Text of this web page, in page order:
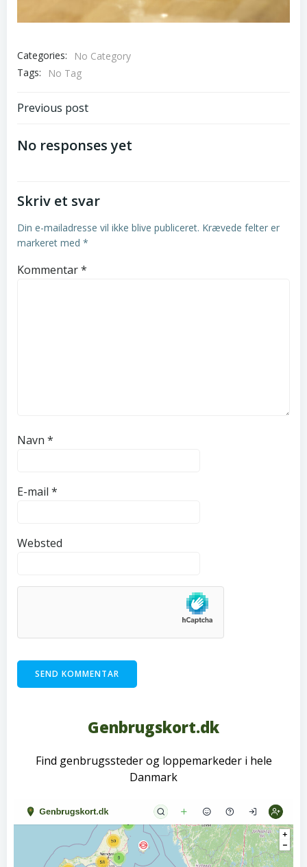
Categories:
No Category
Tags:
No Tag
Post
navigation
Previous post
No responses yet
Skriv et svar
Din e-mailadresse vil ikke blive publiceret. Krævede felter er
markeret med *
Kommentar*
Navn *
E-mail *
Websted
Genbrugskort.dk
Find genbrugssteder og loppemarkeder i hele
Danmark